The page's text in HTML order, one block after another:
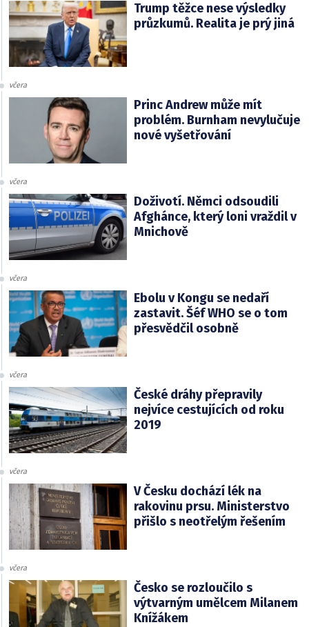
Trump těžce nese výsledky
průzkumů. Realita je prý jiná
včera
Princ Andrew může mít
problém. Burnham nevylučuje
nové vyšetřování
včera
Doživotí. Němci odsoudili
Afghánce, který loni vraždil v
Mnichově
včera
Ebolu v Kongu se nedaří
zastavit. Šéf WHO se o tom
přesvědčil osobně
včera
České dráhy přepravily
nejvíce cestujících od roku
2019
včera
V Česku dochází lék na
rakovinu prsu. Ministerstvo
přišlo s neotřelým řešením
včera
Česko se rozloučilo s
výtvarným umělcem Milanem
Knížákem